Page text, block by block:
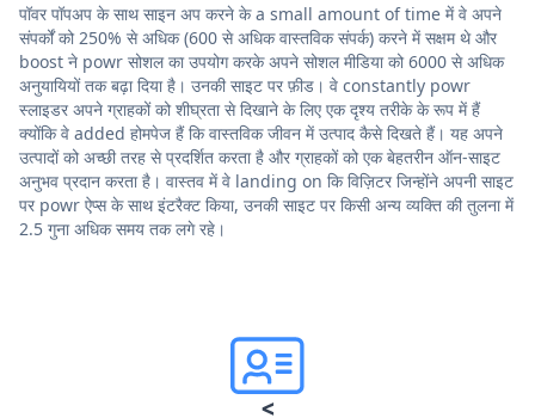
पॉवर पॉपअप के साथ साइन अप करने के a small amount of time में वे अपने
संपर्कों को 250% से अधिक (600 से अधिक वास्तविक संपर्क) करने में सक्षम थे और
boost ने powr सोशल का उपयोग करके अपने सोशल मीडिया को 6000 से अधिक
अनुयायियों तक बढ़ा दिया है। उनकी साइट पर फ़ीड। वे constantly powr
स्लाइडर अपने ग्राहकों को शीघ्रता से दिखाने के लिए एक दृश्य तरीके के रूप में हैं
क्योंकि वे added होमपेज हैं कि वास्तविक जीवन में उत्पाद कैसे दिखते हैं। यह अपने
उत्पादों को अच्छी तरह से प्रदर्शित करता है और ग्राहकों को एक बेहतरीन ऑन-साइट
अनुभव प्रदान करता है। वास्तव में वे landing on कि विज़िटर जिन्होंने अपनी साइट
पर powr ऐप्स के साथ इंटरैक्ट किया, उनकी साइट पर किसी अन्य व्यक्ति की तुलना में
2.5 गुना अधिक समय तक लगे रहे।
<